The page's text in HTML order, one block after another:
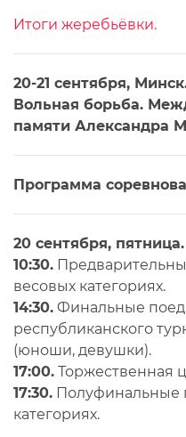
Итоги жеребьёвки.
20-21 сентября,
Вольная борьба.
памяти Александра
Программа
20 сентября, пятница.
10:30.
весовых категориях.
14:30. Финальные
республиканского
(юноши, девушки).
17:00. Торжественная
17:30. Полуфинальные
категориях.